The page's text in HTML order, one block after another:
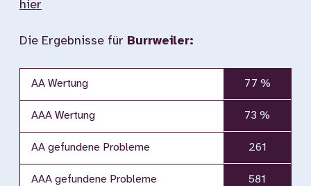
hier
Die Ergebnisse für Burrweiler:
AA Wertung 77 %
AAA Wertung 73 %
AA gefundene Probleme 261
AAA gefundene Probleme 581